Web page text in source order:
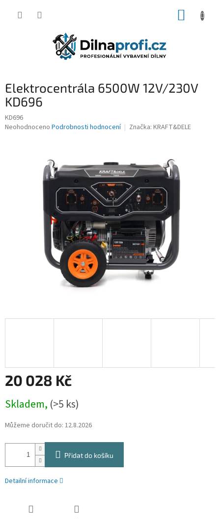
Elektrocentrála 6500W 12V/230V
KD696
KD696
Průměrné
Neohodnoceno Podrobnosti hodnocení Značka: KRAFT&DELE
20 028 Kč
cena:
Skladem, (>5 ks)
Můžeme doručit do: 12.8.2026
Přidat do košíku
Detailní informace